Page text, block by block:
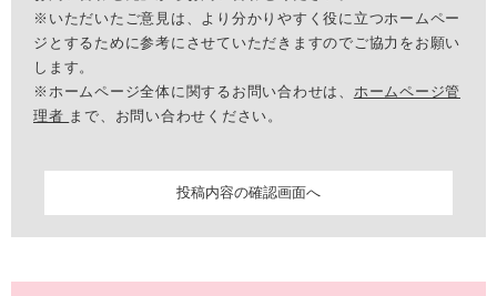
※いただいたご意見は、より分かりやすく役に立つホームペー
ジとするために参考にさせていただきますのでご協力をお願い
します。
※ホームページ全体に関するお問い合わせは、 ホームページ管
理者 まで、お問い合わせください。